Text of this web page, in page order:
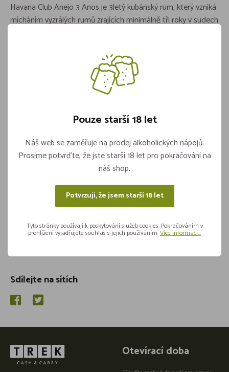
Havana Club Anejo 3 Anos je 3letý kubánský rum, který vzniká
mícháním vyzrálých rumů zrajících minimálně tři roky v sudech
jedinečné vůni a činí z něj ideální složku pro míchané drinky.
531-BE01HC002
Skladem více jak 5 kusů
569,-
Sdílejte na sítích
Otevírací doba
Pouze starší 18 let
Náš web se zaměřuje na prodej alkoholických nápojů.
Prosíme potvrďte, že jste starší 18 let pro pokračování na
náš shop.
Potvrzuji, že jsem starší 18 let
Tyto stránky používají k poskytování služeb cookies. Pokračováním v
prohlížení vyjadřujete souhlas s jejich používáním.Více informací...